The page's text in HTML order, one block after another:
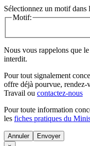
Sélectionnez un motif dans
Motif:
Nous vous rappelons que
interdit.
Pour tout signalement
offre déjà pourvue, rendez-
Travail ou contactez-nous
Pour toute information
les fiches pratiques du
Annuler